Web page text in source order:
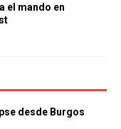
el mando en
desde Burgos